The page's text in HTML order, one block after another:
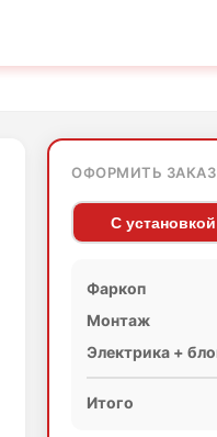
ОФОРМИТЬ ЗАКАЗ
С установкой
Фаркоп
Монтаж
Электрика +
Итого